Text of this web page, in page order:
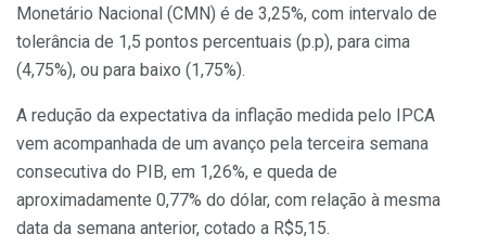
Monetário Nacional (CMN) é de 3,25%, com intervalo de
tolerância de 1,5 pontos percentuais (p.p), para cima
(4,75%), ou para baixo (1,75%).
A redução da expectativa da inflação medida pelo IPCA
vem acompanhada de um avanço pela terceira semana
consecutiva do PIB, em 1,26%, e queda de
aproximadamente 0,77% do dólar, com relação à mesma
data da semana anterior, cotado a R$5,15.